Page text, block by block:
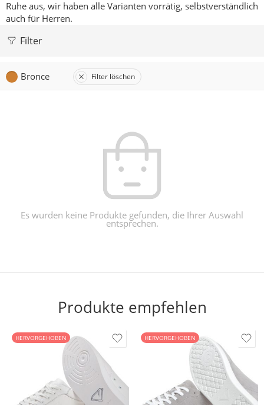
Ruhe aus, wir haben alle Varianten vorrätig, selbstverständlich
auch für Herren.
Filter
Bronce Filter löschen
Es wurden keine Produkte gefunden, die Ihrer Auswahl
entsprechen.
Produkte empfehlen
HERVORGEHOBEN HERVORGEHOBEN